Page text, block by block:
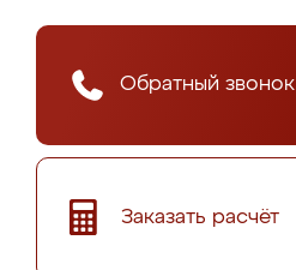
Обратный звонок
Заказать расчёт